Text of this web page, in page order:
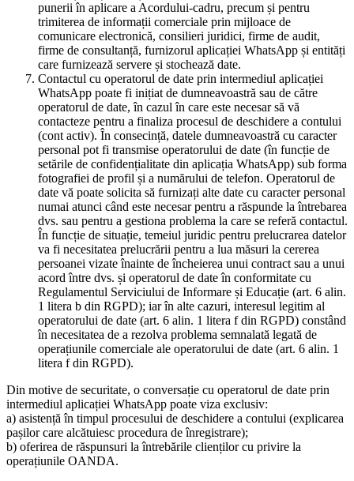
punerii în aplicare a Acordului-cadru, precum și pentru
trimiterea de informații comerciale prin mijloace de
comunicare electronică, consilieri juridici, firme de audit,
firme de consultanță, furnizorul aplicației WhatsApp și entități
care furnizează servere și stochează date.
Contactul cu operatorul de date prin intermediul aplicației
WhatsApp poate fi inițiat de dumneavoastră sau de către
operatorul de date, în cazul în care este necesar să vă
contacteze pentru a finaliza procesul de deschidere a contului
(cont activ). În consecință, datele dumneavoastră cu caracter
personal pot fi transmise operatorului de date (în funcție de
setările de confidențialitate din aplicația WhatsApp) sub forma
fotografiei de profil și a numărului de telefon. Operatorul de
date vă poate solicita să furnizați alte date cu caracter personal
numai atunci când este necesar pentru a răspunde la întrebarea
dvs. sau pentru a gestiona problema la care se referă contactul.
În funcție de situație, temeiul juridic pentru prelucrarea datelor
va fi necesitatea prelucrării pentru a lua măsuri la cererea
persoanei vizate înainte de încheierea unui contract sau a unui
acord între dvs. și operatorul de date în conformitate cu
Regulamentul Serviciului de Informare și Educație (art. 6 alin.
1 litera b din RGPD); iar în alte cazuri, interesul legitim al
operatorului de date (art. 6 alin. 1 litera f din RGPD) constând
în necesitatea de a rezolva problema semnalată legată de
operațiunile comerciale ale operatorului de date (art. 6 alin. 1
litera f din RGPD).
Din motive de securitate, o conversație cu operatorul de date prin
intermediul aplicației WhatsApp poate viza exclusiv:
a) asistență în timpul procesului de deschidere a contului (explicarea
pașilor care alcătuiesc procedura de înregistrare);
b) oferirea de răspunsuri la întrebările clienților cu privire la
operațiunile OANDA.